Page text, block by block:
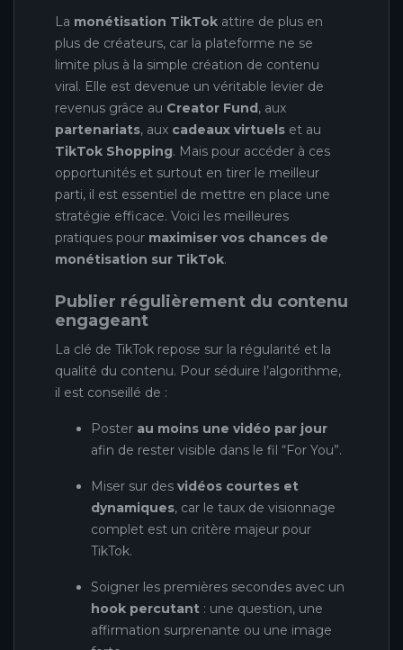
La monétisation TikTok attire de plus en
plus de créateurs, car la plateforme ne se
limite plus à la simple création de contenu
viral. Elle est devenue un véritable levier de
revenus grâce au Creator Fund, aux
partenariats, aux cadeaux virtuels et au
TikTok Shopping. Mais pour accéder à ces
opportunités et surtout en tirer le meilleur
parti, il est essentiel de mettre en place une
stratégie efficace. Voici les meilleures
pratiques pour maximiser vos chances de
monétisation sur TikTok.
Publier régulièrement du contenu
engageant
La clé de TikTok repose sur la régularité et la
qualité du contenu. Pour séduire l’algorithme,
il est conseillé de :
Poster au moins une vidéo par jour
afin de rester visible dans le fil “For You”.
Miser sur des vidéos courtes et
dynamiques, car le taux de visionnage
complet est un critère majeur pour
TikTok.
Soigner les premières secondes avec un
hook percutant : une question, une
affirmation surprenante ou une image